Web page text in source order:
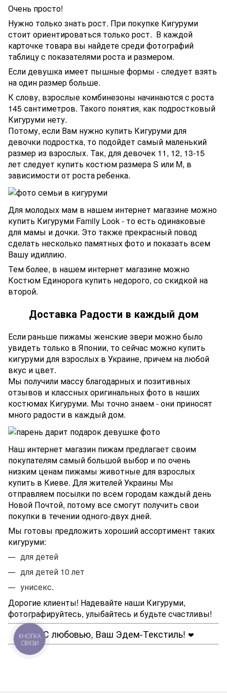
Очень просто!
Нужно только знать рост. При покупке Кигуруми
стоит ориентироваться только рост. В каждой
карточке товара вы найдете среди фотографий
таблицу с показателями роста и размером.
Если девушка имеет пышные формы - следует взять
на один размер больше.
К слову, взрослые комбинезоны начинаются с роста
145 сантиметров. Такого понятия, как подростковый
Кигуруми нету.
Потому, если Вам нужно купить Кигуруми для
девочки подростка, то подойдет самый маленький
размер из взрослых. Так, для девочек 11, 12, 13-15
лет следует купить костюм размера S или M, в
зависимости от роста ребенка.
Для молодых мам в нашем интернет магазине можно
купить Кигуруми Family Look - то есть одинаковые
для мамы и дочки. Это также прекрасный повод
сделать несколько памятных фото и показать всем
Вашу идиллию.
Тем более, в нашем интернет магазине можно
Костюм Единорога купить недорого, со скидкой на
второй.
Доставка Радости в каждый дом
Если раньше пижамы женские звери можно было
увидеть только в Японии, то сейчас можно купить
кигуруми для взрослых в Украине, причем на любой
вкус и цвет.
Мы получили массу благодарных и позитивных
отзывов и классных оригинальных фото в наших
костюмах Кигуруми. Мы точно знаем - они приносят
много радости в каждый дом.
Наш интернет магазин пижам предлагает своим
покупателям самый большой выбор и по очень
низким ценам пижамы животные для взрослых
купить в Киеве. Для жителей Украины Мы
отправляем посылки по всем городам каждый день
Новой Почтой, потому все смогут получить свои
покупки в течении одного-двух дней.
Мы готовы предложить хороший ассортимент таких
кигуруми:
для детей
для детей 10 лет
унисекс.
Дорогие клиенты! Надевайте наши Кигуруми,
фотографируйтесь, улыбайтесь и будьте счастливы!
❤ С любовью, Ваш Эдем-Текстиль! ❤
КНОПКА
СВЯЗИ